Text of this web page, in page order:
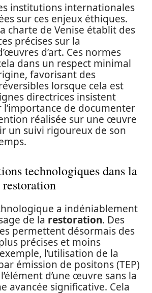
institutions internationales
sur ces enjeux éthiques.
charte de Venise établit des
précises sur la
d’art. Ces normes
dans un respect minimal
favorisant des
lorsque cela est
directrices insistent
de documenter
réalisée sur une œuvre
un suivi rigoureux de son
technologiques dans la
a indéniablement
de la restoration. Des
permettent désormais des
précises et moins
l’utilisation de la
émission de positons (TEP)
d’une œuvre sans la
avancée significative. Cela